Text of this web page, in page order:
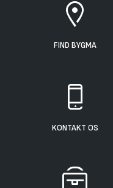
FIND BYGMA
KONTAKT OS